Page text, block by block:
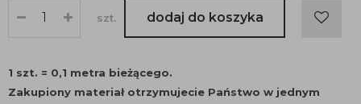
szt. dodaj do koszyka
1 szt. = 0,1 metra bieżącego.
Zakupiony materiał otrzymujecie Państwo w jednym